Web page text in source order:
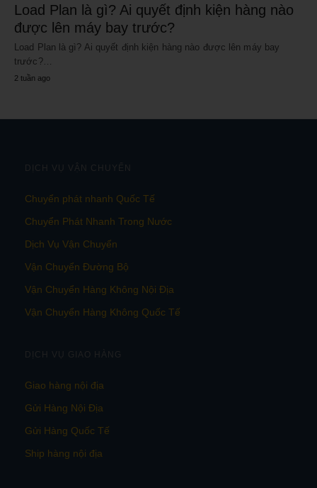
Load Plan là gì? Ai quyết định kiện hàng nào
được lên máy bay trước?
Load Plan là gì? Ai quyết định kiện hàng nào được lên máy bay
trước?…
2 tuần ago
DỊCH VỤ VẬN CHUYỂN
Chuyển phát nhanh Quốc Tế
Chuyển Phát Nhanh Trong Nước
Dịch Vụ Vận Chuyển
Vận Chuyển Đường Bộ
Vận Chuyển Hàng Không Nội Địa
Vận Chuyển Hàng Không Quốc Tế
DỊCH VỤ GIAO HÀNG
Giao hàng nội địa
Gửi Hàng Nội Địa
Gửi Hàng Quốc Tế
Ship hàng nội địa